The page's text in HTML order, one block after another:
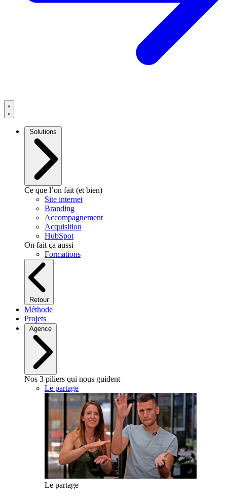
Solutions
Ce que l’on fait (et bien)
Site internet
Branding
Accompagnement
Acquisition
HubSpot
On fait ça aussi
Formations
Retour
Méthode
Projets
Agence
Nos 3 piliers qui nous guident
Le partage
Le partage